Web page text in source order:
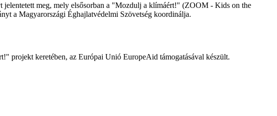
meg, mely elsősorban a "Mozdulj a klímáért!" (ZOOM - Kids on the
a Magyarországi Éghajlatvédelmi Szövetség koordinálja.
projekt keretében, az Európai Unió EuropeAid támogatásával készült.